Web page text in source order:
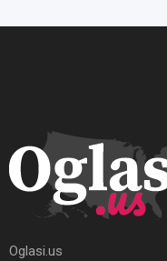
Oglasi.us